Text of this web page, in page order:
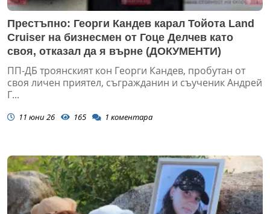
Престъпно: Георги Кандев карал Тойота Land
Cruiser на бизнесмен от Гоце Делчев като
своя, отказал да я върне (ДОКУМЕНТИ)
ПП-ДБ троянският кон Георги Кандев, пробутан от
своя личен приятел, съгражданин и съученик Андрей
Г...
11 юни 26 165 1 коментара